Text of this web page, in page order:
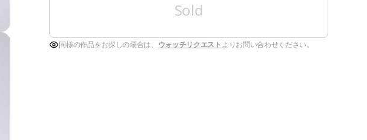
Sold
同様の作品をお探しの場合は、 ウォッチリクエストよりお問い合わせください。